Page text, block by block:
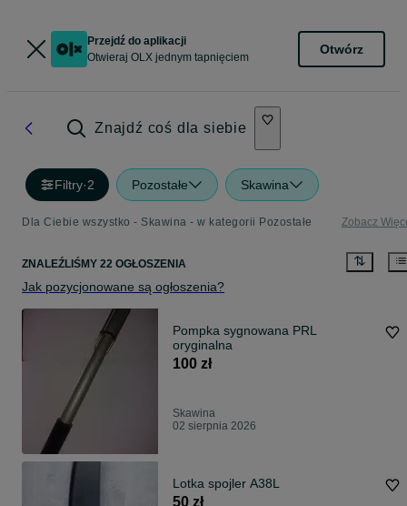
Przejdź do aplikacji
Otwieraj OLX jednym tapnięciem
Otwórz
Znajdź coś dla siebie
Filtry·2 Pozostałe Skawina
Dla Ciebie wszystko - Skawina - w kategorii Pozostałe Zobacz
ZNALEŹLIŚMY 22 OGŁOSZENIA
Jak pozycjonowane są ogłoszenia?
Pompka sygnowana PRL
oryginalna
100 zł
Skawina
02 sierpnia 2026
Lotka spojler A38L
50 zł